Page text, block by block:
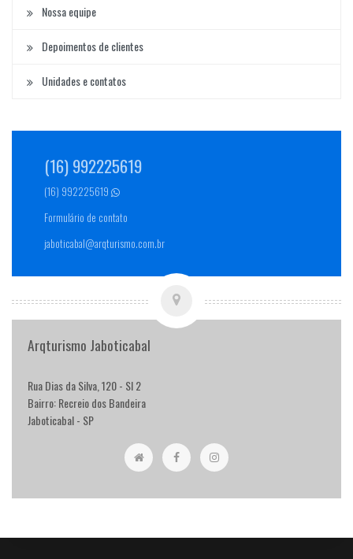
Nossa equipe
Depoimentos de clientes
Unidades e contatos
(16) 992225619
(16) 992225619
Formulário de contato
jaboticabal@arqturismo.com.br
Arqturismo Jaboticabal
Rua Dias da Silva, 120 - Sl 2
Bairro: Recreio dos Bandeira
Jaboticabal - SP